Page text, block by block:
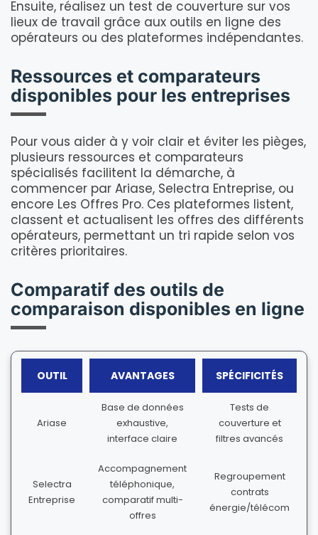
Ensuite, réalisez un test de couverture sur vos
lieux de travail grâce aux outils en ligne des
opérateurs ou des plateformes indépendantes.
Ressources et comparateurs
disponibles pour les entreprises
Pour vous aider à y voir clair et éviter les pièges,
plusieurs ressources et comparateurs
spécialisés facilitent la démarche, à
commencer par Ariase, Selectra Entreprise, ou
encore Les Offres Pro. Ces plateformes listent,
classent et actualisent les offres des différents
opérateurs, permettant un tri rapide selon vos
critères prioritaires.
Comparatif des outils de
comparaison disponibles en ligne
OUTIL AVANTAGES SPÉCIFICITÉS
Ariase
Base de données
exhaustive,
interface claire
Tests de
couverture et
filtres avancés
Selectra
Entreprise
Accompagnement
téléphonique,
comparatif multi-
offres
Regroupement
contrats
énergie/télécom